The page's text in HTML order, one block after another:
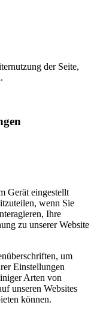
der Seite,
Gerät eingestellt
wenn Sie
Ihre
zu unserer Website
um
Einstellungen
Arten von
unseren Websites
können.